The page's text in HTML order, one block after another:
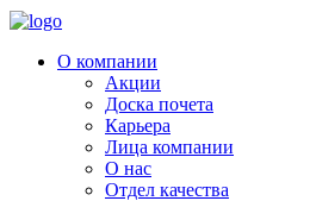
О компании
Акции
Доска почета
Карьера
Лица компании
О нас
Отдел качества